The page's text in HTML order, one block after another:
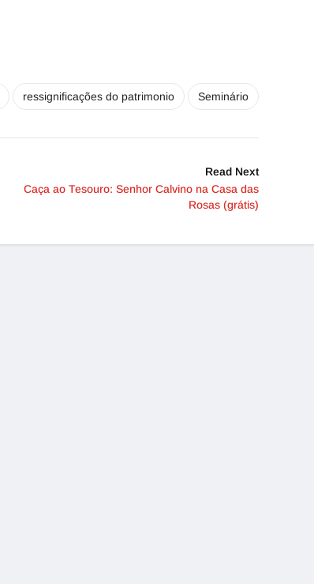
ressignificações do patrimonio Seminário
Read Next
Caça ao Tesouro: Senhor Calvino na Casa das
Rosas (grátis)